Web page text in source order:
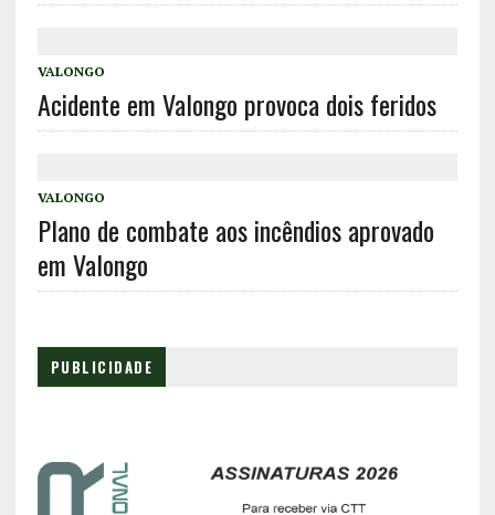
VALONGO
Acidente em Valongo provoca dois feridos
VALONGO
Plano de combate aos incêndios aprovado
em Valongo
PUBLICIDADE